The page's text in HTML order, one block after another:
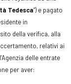
Tedesca”) e pagato
in
della verifica, alla
relativi ai
delle entrate
per aver: